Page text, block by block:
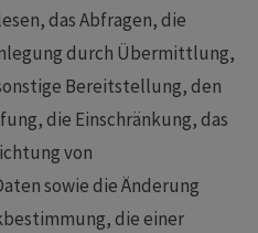
das Abfragen, die
durch Übermittlung,
Bereitstellung, den
die Einschränkung, das
von
sowie die Änderung
die einer